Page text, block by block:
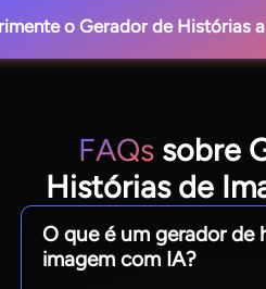
o Gerador de Histórias
FAQs sobre
Histórias de
O que é um gerador de
imagem com IA?